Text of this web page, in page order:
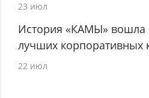
23 июл
История «КАМЫ» вошла
лучших корпоративных
22 июл